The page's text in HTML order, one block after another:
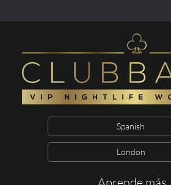
Spanish
London